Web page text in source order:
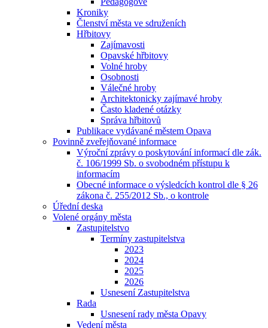
Kroniky
Členství města ve sdruženích
Hřbitovy
Zajímavosti
Opavské hřbitovy
Volné hroby
Osobnosti
Válečné hroby
Architektonicky zajímavé hroby
Často kladené otázky
Správa hřbitovů
Publikace vydávané městem Opava
Povinně zveřejňované informace
Výroční zprávy o poskytování informací dle zák.
č. 106/1999 Sb. o svobodném přístupu k
informacím
Obecné informace o výsledcích kontrol dle § 26
zákona č. 255/2012 Sb., o kontrole
Úřední deska
Volené orgány města
Zastupitelstvo
Termíny zastupitelstva
2023
2024
2025
2026
Usnesení Zastupitelstva
Rada
Usnesení rady města Opavy
Vedení města